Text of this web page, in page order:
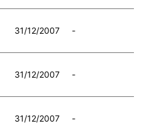
31/12/2007 -
31/12/2007 -
31/12/2007 -